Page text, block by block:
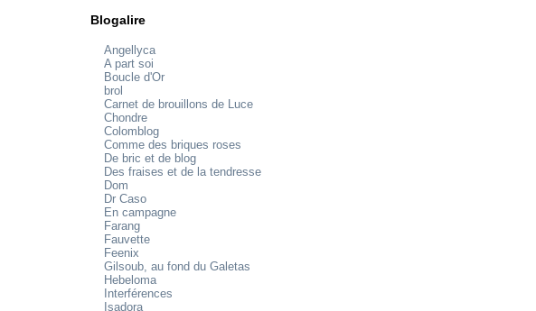
Blogalire
Angellyca
A part soi
Boucle d'Or
brol
Carnet de brouillons de Luce
Chondre
Colomblog
Comme des briques roses
De bric et de blog
Des fraises et de la tendresse
Dom
Dr Caso
En campagne
Farang
Fauvette
Feenix
Gilsoub, au fond du Galetas
Hebeloma
Interférences
Isadora